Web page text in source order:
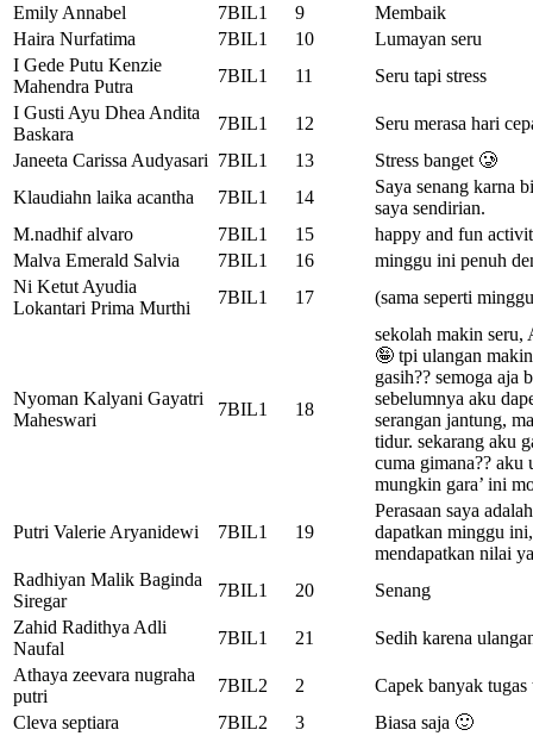
Emily Annabel
7BIL1 9
Membaik
Haira Nurfatima
7BIL1 10
Lumayan seru
I Gede Putu Kenzie
Mahendra Putra
7BIL1 11
Seru tapi stress
I Gusti Ayu Dhea Andita
Baskara
7BIL1 12
Seru merasa hari
Janeeta Carissa Audyasari 7BIL1 13
Stress banget 🥲
Klaudiahn laika acantha
7BIL1 14
Saya senang karna
saya sendirian.
M.nadhif alvaro
7BIL1 15
happy and fun
Malva Emerald Salvia
7BIL1 16
minggu ini penuh
Ni Ketut Ayudia
Lokantari Prima Murthi
7BIL1 17 (sama seperti
Nyoman Kalyani Gayatri
Maheswari
7BIL1 18
sekolah makin
🤪 tpi ulangan
gasih?? semoga aja
sebelumnya aku
serangan jantung,
tidur. sekarang aku
cuma gimana?? aku
mungkin gara’ ini
Putri Valerie Aryanidewi 7BIL1 19
Perasaan saya
dapatkan minggu
mendapatkan nilai
Radhiyan Malik Baginda
Siregar
7BIL1 20
Senang
Zahid Radithya Adli
Naufal
7BIL1 21
Sedih karena
Athaya zeevara nugraha
putri
7BIL2 2
Capek banyak
Cleva septiara
7BIL2 3 Biasa saja 🙂